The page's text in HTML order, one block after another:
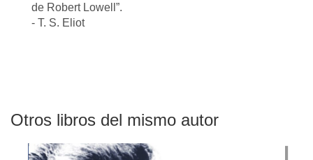
de Robert Lowell”.
- T. S. Eliot
Otros libros del mismo autor